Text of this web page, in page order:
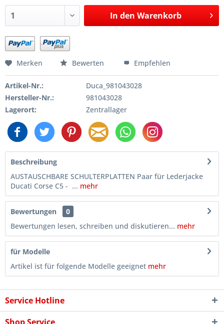
In den Warenkorb
Merken Bewerten Empfehlen
Artikel-Nr.:
Duca_981043028
Hersteller-Nr.:
981043028
Lagerort:
Zentrallager
Beschreibung
AUSTAUSCHBARE SCHULTERPLATTEN Paar für Lederjacke
Ducati Corse C5 - ... mehr
Bewertungen
0
Bewertungen lesen, schreiben und diskutieren... mehr
für Modelle
Artikel ist für folgende Modelle geeignet mehr
Service Hotline